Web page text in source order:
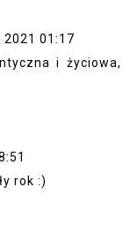
01:17
i życiowa,
rok :)